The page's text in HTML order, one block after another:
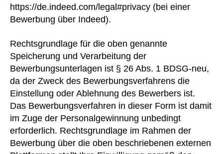
https://de.indeed.com/legal#privacy (bei einer
Bewerbung über Indeed).
Rechtsgrundlage für die oben genannte
Speicherung und Verarbeitung der
Bewerbungsunterlagen ist § 26 Abs. 1 BDSG-neu,
da der Zweck des Bewerbungsverfahrens die
Einstellung oder Ablehnung des Bewerbers ist.
Das Bewerbungsverfahren in dieser Form ist damit
im Zuge der Personalgewinnung unbedingt
erforderlich. Rechtsgrundlage im Rahmen der
Bewerbung über die oben beschriebenen externen